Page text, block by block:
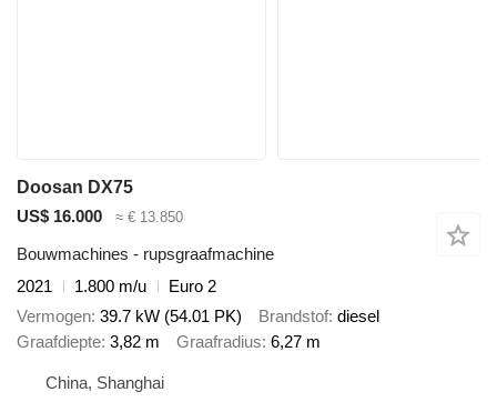
Doosan DX75
US$ 16.000
≈ € 13.850
Bouwmachines - rupsgraafmachine
2021
1.800 m/u
Euro 2
Vermogen 39.7 kW (54.01 PK) Brandstof diesel
Graafdiepte 3,82 m Graafradius 6,27 m
China, Shanghai